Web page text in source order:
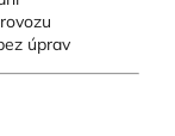
úprav